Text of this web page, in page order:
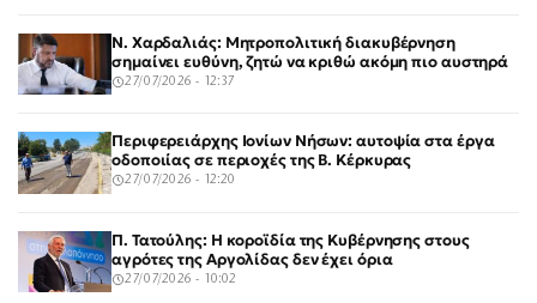
Ν. Χαρδαλιάς: Μητροπολιτική διακυβέρνηση
σημαίνει ευθύνη, ζητώ να κριθώ ακόμη πιο αυστηρά
27/07/2026 - 12:37
Περιφερειάρχης Ιονίων Νήσων: αυτοψία στα έργα
οδοποιίας σε περιοχές της Β. Κέρκυρας
27/07/2026 - 12:20
Π. Τατούλης: Η κοροϊδία της Κυβέρνησης στους
αγρότες της Αργολίδας δεν έχει όρια
27/07/2026 - 10:02